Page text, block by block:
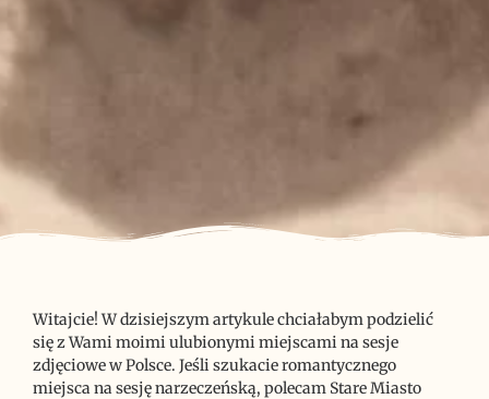
Witajcie! W dzisiejszym artykule chciałabym podzielić
się z Wami moimi ulubionymi miejscami na sesje
zdjęciowe w Polsce. Jeśli szukacie romantycznego
miejsca na sesję narzeczeńską, polecam Stare Miasto